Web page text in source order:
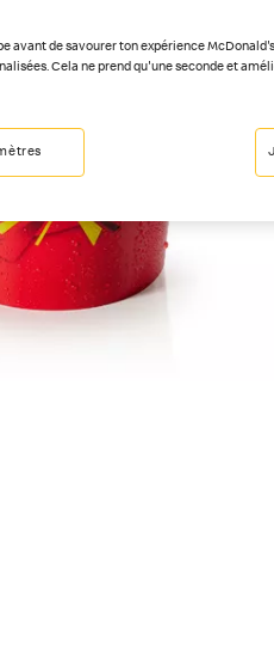
avant de savourer ton expérience
Cela ne prend qu'une seconde et